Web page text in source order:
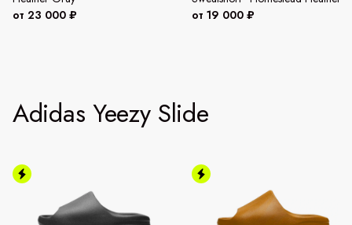
от 23 000 ₽
от 19 000 ₽
Adidas Yeezy Slide